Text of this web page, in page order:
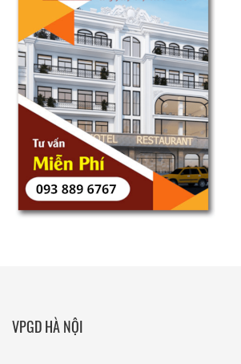
VPGD HÀ NỘI